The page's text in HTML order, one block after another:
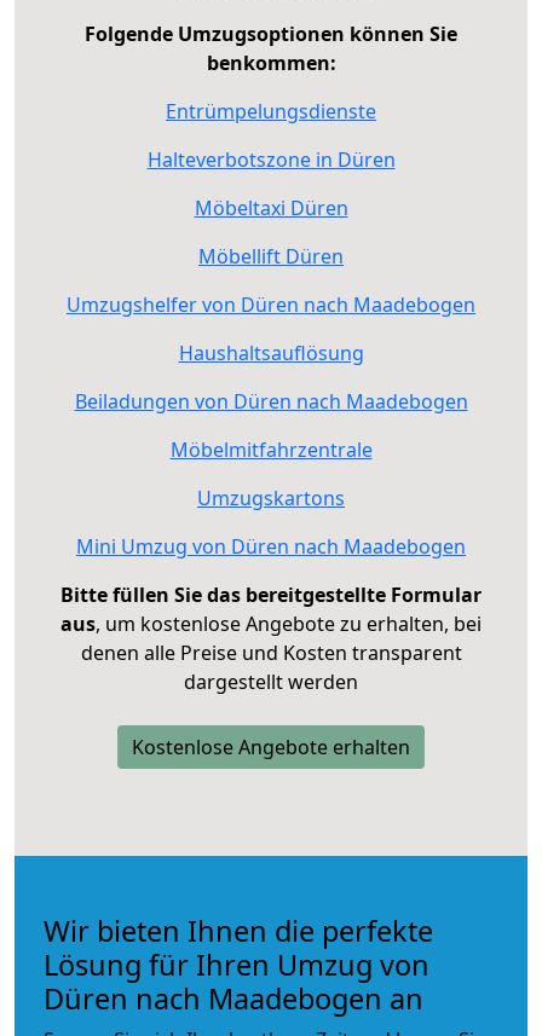
Folgende Umzugsoptionen können Sie
benkommen:
Entrümpelungsdienste
Halteverbotszone in Düren
Möbeltaxi Düren
Möbellift Düren
Umzugshelfer von Düren nach Maadebogen
Haushaltsauflösung
Beiladungen von Düren nach Maadebogen
Möbelmitfahrzentrale
Umzugskartons
Mini Umzug von Düren nach Maadebogen
Bitte füllen Sie das bereitgestellte Formular
aus, um kostenlose Angebote zu erhalten, bei
denen alle Preise und Kosten transparent
dargestellt werden
Kostenlose Angebote erhalten
Wir bieten Ihnen die perfekte
Lösung für Ihren Umzug von
Düren nach Maadebogen an